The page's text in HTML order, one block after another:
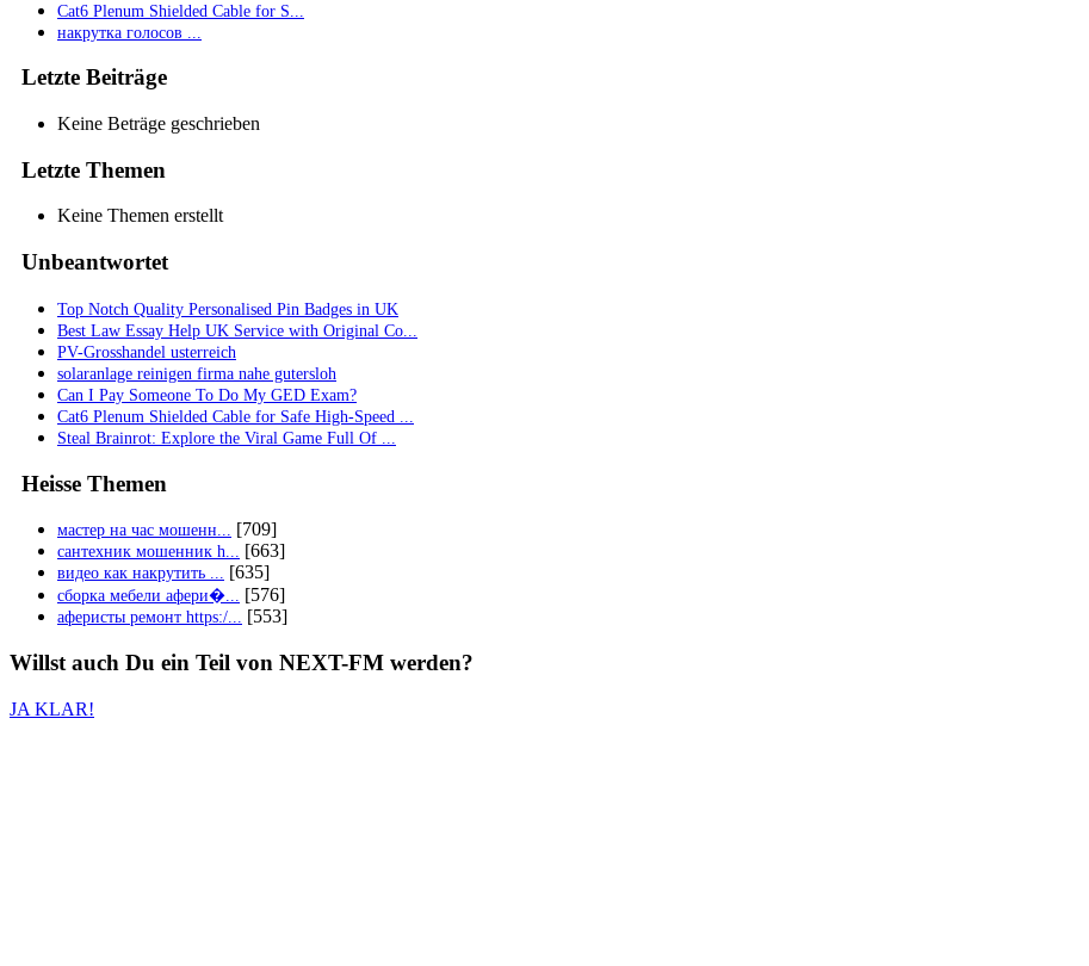
Cat6 Plenum Shielded Cable for S...
накрутка голосов ...
Letzte Beiträge
Keine Beträge geschrieben
Letzte Themen
Keine Themen erstellt
Unbeantwortet
Top Notch Quality Personalised Pin Badges in UK
Best Law Essay Help UK Service with Original Co...
PV-Grosshandel usterreich
solaranlage reinigen firma nahe gutersloh
Can I Pay Someone To Do My GED Exam?
Cat6 Plenum Shielded Cable for Safe High-Speed ...
Steal Brainrot: Explore the Viral Game Full Of ...
Heisse Themen
мастер на час мошенн... [709]
сантехник мошенник h... [663]
видео как накрутить ... [635]
сборка мебели афери�... [576]
аферисты ремонт https:/... [553]
Willst auch Du ein Teil von NEXT-FM werden?
JA KLAR!